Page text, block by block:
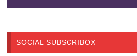
SOCIAL SUBSCRIBOX